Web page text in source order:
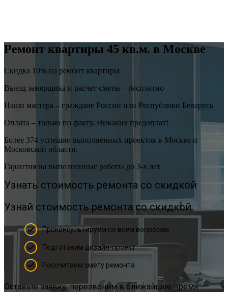
Ремонт квартиры 45 кв.м. в Москве
Скидка 10% на ремонт квартиры
Выезд замерщика и расчет сметы – бесплатно
Наши мастера – граждане России или Республики Беларусь
Оплата – только по факту. Никаких предоплат!
Более 374 успешно выполненных проектов в Москве и
Московской области.
Гарантия на выполненные работы до 3-х лет
Узнать стоимость ремонта со скидкой
Узнай стоимость ремонта со скидкой
Проконсультируем по всем вопросам
Подготовим дизайн-проект
Рассчитаем смету ремонта
Оставьте заявку, перезвоним в ближайшее время